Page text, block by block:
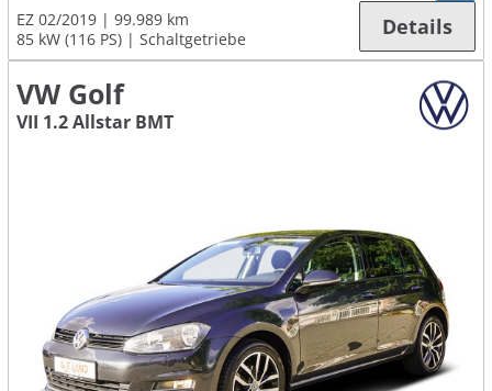
EZ 02/2019
99.989 km
85 kW (116 PS)
Schaltgetriebe Details
VW Golf
VII 1.2 Allstar BMT